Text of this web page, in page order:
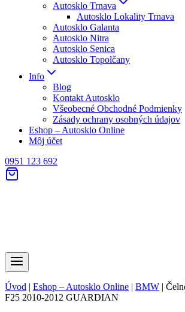
Autosklo Trnava
Autosklo Lokality Trnava
Autosklo Galanta
Autosklo Nitra
Autosklo Senica
Autosklo Topolčany
Info
Blog
Kontakt Autosklo
Všeobecné Obchodné Podmienky
Zásady ochrany osobných údajov
Eshop – Autosklo Online
Môj účet
0951 123 692
Úvod | Eshop – Autosklo Online | BMW |
F25 2010-2012 GUARDIAN